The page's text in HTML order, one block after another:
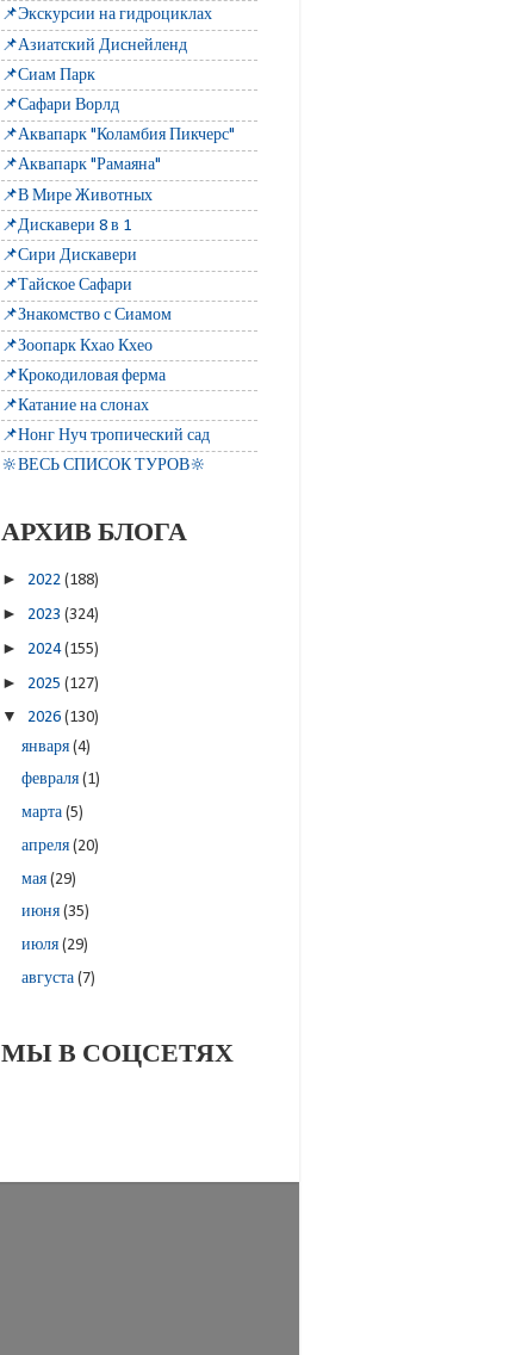
📌Экскурсии на гидроциклах
📌Азиатский Диснейленд
📌Сиам Парк
📌Сафари Ворлд
📌Аквапарк "Коламбия Пикчерс"
📌Аквапарк "Рамаяна"
📌В Мире Животных
📌Дискавери 8 в 1
📌Сири Дискавери
📌Тайское Сафари
📌Знакомство с Сиамом
📌Зоопарк Кхао Кхео
📌Крокодиловая ферма
📌Катание на слонах
📌Нонг Нуч тропический сад
🔆ВЕСЬ СПИСОК ТУРОВ🔆
АРХИВ БЛОГА
► 2022 (188)
► 2023 (324)
► 2024(155)
► 2025 (127)
▼ 2026 (130)
января(4)
февраля(1)
марта(5)
апреля(20)
мая(29)
июня(35)
июля(29)
августа(7)
МЫ В СОЦСЕТЯХ